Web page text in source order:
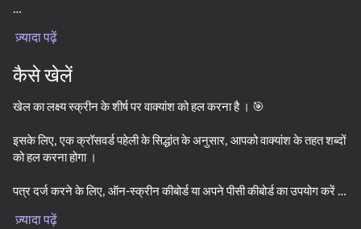
मास्टर चेकर्स
55
53
ज़्यादा पढ़ें
कैसे खेलें
खेल का लक्ष्य स्क्रीन के शीर्ष पर वाक्यांश को हल करना है । 🎯
इसके लिए, एक क्रॉसवर्ड पहेली के सिद्धांत के अनुसार, आपको वाक्यांश के तहत शब्दों
को हल करना होगा ।
पत्र दर्ज करने के लिए, ऑन-स्क्रीन कीबोर्ड या अपने पीसी कीबोर्ड का उपयोग करें ।
प्रत्येक अक्षर की एक विशिष्ट संख्या होती है, और इसे तुरंत अपनी संख्या के तहत सभी
ज़्यादा पढ़ें